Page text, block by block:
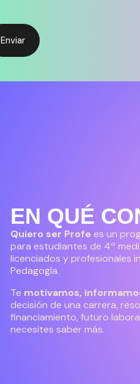
Enviar
EN QUÉ
Quiero ser Profe es un
para estudiantes de 4º
licenciados y profesionales
Pedagogía.
Te motivamos,
decisión de una carrera,
financiamiento, futuro
necesites saber más.